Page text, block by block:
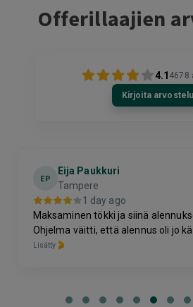
Offerillaajien
4.1 4678
Kirjoita arvostelu
EP
Eija Paukkuri
Tampere
1 day ago
Maksaminen tökki ja siinä
Ohjelma väitti, että alennus oli jo
Lisätty